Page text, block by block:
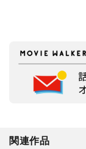
関連作品